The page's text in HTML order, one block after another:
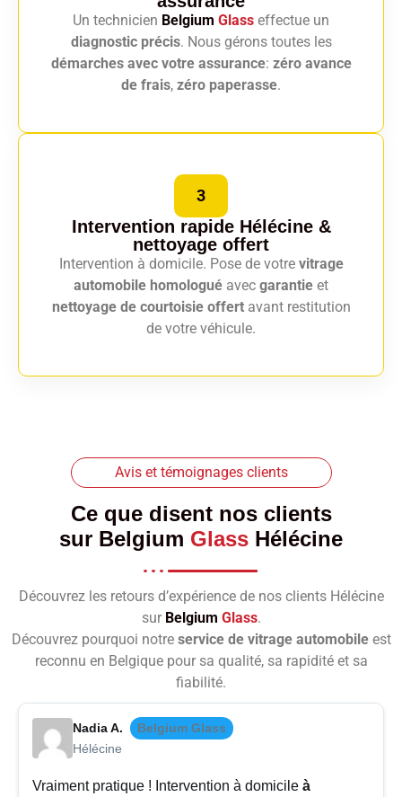
Un technicien Belgium Glass effectue un
diagnostic précis. Nous gérons toutes les
démarches avec votre assurance: zéro avance
de frais, zéro paperasse.
3
Intervention rapide Hélécine &
nettoyage offert
Intervention à domicile. Pose de votre vitrage
automobile homologué avec garantie et
nettoyage de courtoisie offertavant restitution
de votre véhicule.
Avis et témoignages clients
Ce que disent nos clients
sur Belgium Glass Hélécine
Découvrez les retours d’expérience de nos clients Hélécine
sur Belgium Glass.
Découvrez pourquoi notre service de vitrage automobileest
reconnu en Belgique pour sa qualité, sa rapidité et sa
fiabilité.
Nadia A.
Belgium Glass
Hélécine
Vraiment pratique ! Intervention à domicile à